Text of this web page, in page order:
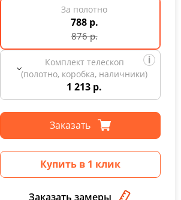
За полотно
788 р.
876р.
Комплект телескоп
(полотно, коробка, наличники)
1 213 р.
Заказать
Купить в 1 клик
Заказать замеры